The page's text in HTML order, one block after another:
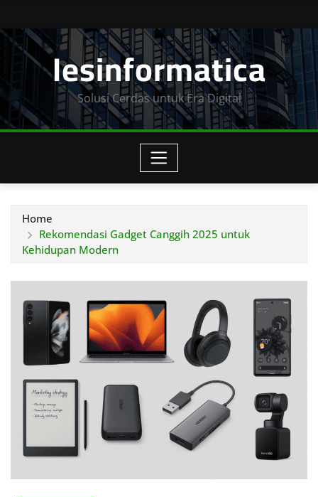
to
content
Iesinformatica
Solusi Cerdas untuk Era Digital
Home
Rekomendasi Gadget Canggih 2025 untuk
Kehidupan Modern